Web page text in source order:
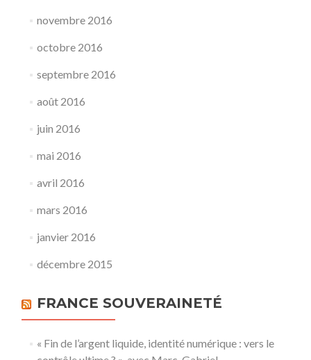
novembre 2016
octobre 2016
septembre 2016
août 2016
juin 2016
mai 2016
avril 2016
mars 2016
janvier 2016
décembre 2015
FRANCE SOUVERAINETÉ
« Fin de l’argent liquide, identité numérique : vers le